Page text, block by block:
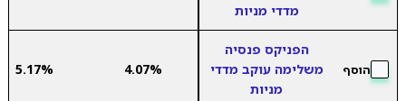
מדדי מניות
הוסף
הפניקס פנסיה
משלימה עוקב מדדי
מניות
4.07%
5.17%